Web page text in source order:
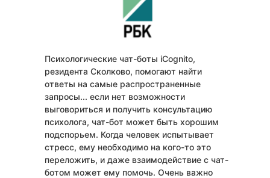
Психологические чат-боты iCognito,
резидента Сколково, помогают найти
ответы на самые распространенные
запросы... если нет возможности
выговориться и получить консультацию
психолога, чат-бот может быть хорошим
подспорьем. Когда человек испытывает
стресс, ему необходимо на кого-то это
переложить, и даже взаимодействие с чат-
ботом может ему помочь. Очень важно